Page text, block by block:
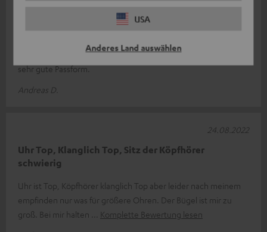
USA
Anderes Land auswählen
Toller Klang und gewöhnungsbedürftig, dann aber gute bis
sehr gute Passform.
Andreas D.
Uhr Top, Klanglich Top, Sitz der Köpfhörer
schwierig
Uhr ist Top, Köpfhörer klanglich Top aber leider nach meinem
empfinden nur was für größere Ohren. Der Bügel ist mir zu
groß. Bei mir halten
Komplette Bewertung lesen
24.08.2022